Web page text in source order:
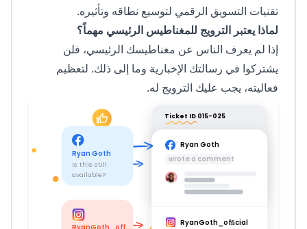
تقنيات التسويق الرقمي لتوسيع نطاقه وتأثيره.
لماذا يعتبر الترويج للمغناطيس الرئيسي مهماً؟
إذا لم يعرف الناس عن مغناطيسك الرئيسي، فلن
يشتركوا في رسالتك الإخبارية وما إلى ذلك. لتعظيم
فعاليته، يجب عليك الترويج له.